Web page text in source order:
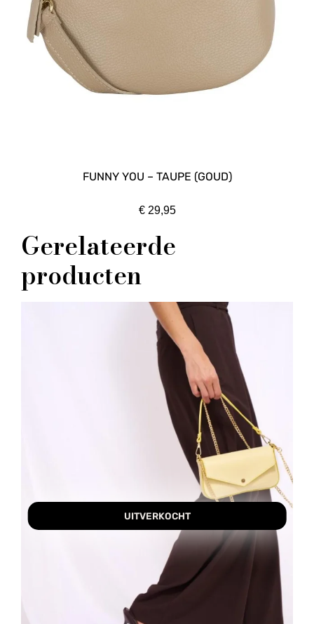
FUNNY YOU – TAUPE (GOUD)
€29,95
Gerelateerde
producten
UITVERKOCHT